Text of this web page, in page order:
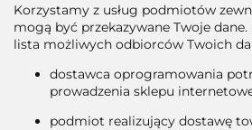
Korzystamy z usług podmiotów
mogą być przekazywane Twoje
lista możliwych odbiorców Twoich
dostawca oprogramowania
prowadzenia sklepu
podmiot realizujący dostawę